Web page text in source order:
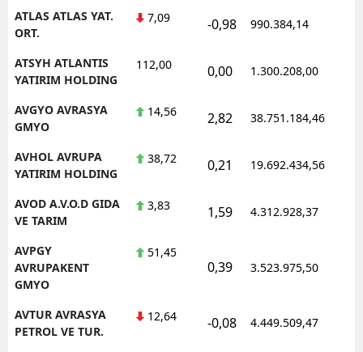
ATLAS ATLAS YAT.
ORT.
7,09 -0,98 990.384,14
ATSYH ATLANTIS
YATIRIM HOLDING
112,00 0,00 1.300.208,00
AVGYO AVRASYA
GMYO
14,56 2,82 38.751.184,46
AVHOL AVRUPA
YATIRIM HOLDING
38,72 0,21 19.692.434,56
AVOD A.V.O.D GIDA
VE TARIM
3,83 1,59 4.312.928,37
AVPGY
AVRUPAKENT
GMYO
51,45
0,39 3.523.975,50
AVTUR AVRASYA
PETROL VE TUR.
12,64 -0,08 4.449.509,47